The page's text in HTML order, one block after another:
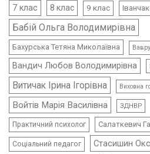
7 клас 8 клас 9 клас
Бабій Ольга Володимирівна
Бахурська Тетяна Миколаївна
Вандич Любов Володимирівна
Витичак Ірина Ігорівна Виховна
Войтів Марія Василівна ЗДНВР
Практичний психолог Салаткевич
Соціальний педагог Стасишин